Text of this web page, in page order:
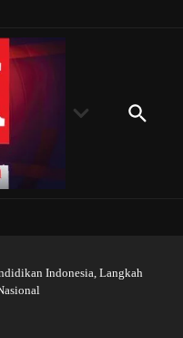
Indonesia, Langkah